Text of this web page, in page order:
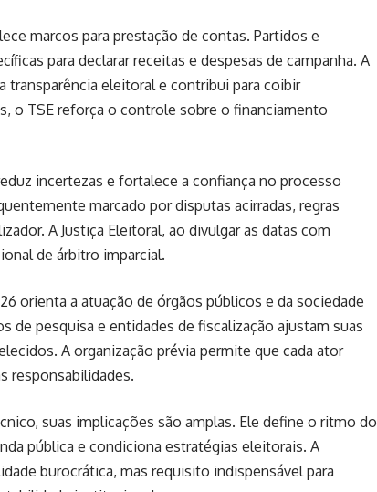
marcos para prestação de contas. Partidos e
para declarar receitas e despesas de campanha. A
transparência eleitoral e contribui para coibir
o TSE reforça o controle sobre o financiamento
incertezas e fortalece a confiança no processo
marcado por disputas acirradas, regras
A Justiça Eleitoral, ao divulgar as datas com
de árbitro imparcial.
orienta a atuação de órgãos públicos e da sociedade
de pesquisa e entidades de fiscalização ajustam suas
A organização prévia permite que cada ator
responsabilidades.
suas implicações são amplas. Ele define o ritmo do
pública e condiciona estratégias eleitorais. A
burocrática, mas requisito indispensável para